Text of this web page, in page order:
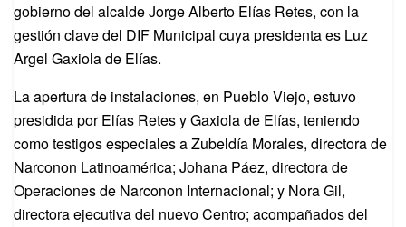
gobierno del alcalde Jorge Alberto Elías Retes, con la
gestión clave del DIF Municipal cuya presidenta es Luz
Argel Gaxiola de Elías.
La apertura de instalaciones, en Pueblo Viejo, estuvo
presidida por Elías Retes y Gaxiola de Elías, teniendo
como testigos especiales a Zubeldía Morales, directora de
Narconon Latinoamérica; Johana Páez, directora de
Operaciones de Narconon Internacional; y Nora Gil,
directora ejecutiva del nuevo Centro; acompañados del